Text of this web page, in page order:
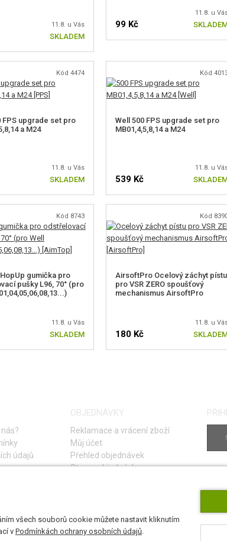
11.8. u Vás
SKLADEM
11.8. u
99 Kč
Kód 4474
FPS upgrade set pro
a M24
11.8. u Vás
SKLADEM
Kód
Well 500 FPS upgrade set pro
MB01,4,5,8,14 a M24
11.8. u
539 Kč
Kód 8743
gumička pro
pušky L96, 70° (pro
11.8. u Vás
SKLADEM
Kód
AirsoftPro Ocelový záchyt pístu
pro VSR ZERO spoušťový
mechanismus AirsoftPro
11.8. u
180 Kč
údajů
OBJEDNÁVKY
Reklamace a vrácení zboží
Můj účet
Přehled objednávek
Storno objednávky
všech souborů cookie můžete nastavit kliknutím
v Podmínkách ochrany osobních údajů.